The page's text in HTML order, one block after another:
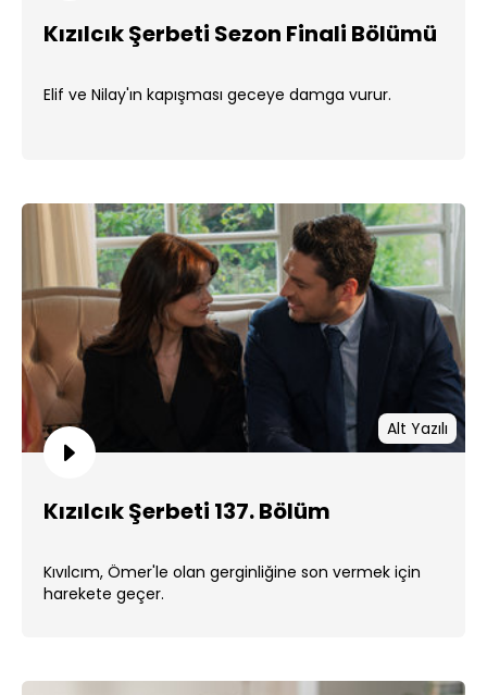
Kızılcık Şerbeti Sezon Finali Bölümü
Elif ve Nilay'ın kapışması geceye damga vurur.
Alt Yazılı
Kızılcık Şerbeti 137. Bölüm
Kıvılcım, Ömer'le olan gerginliğine son vermek için
harekete geçer.